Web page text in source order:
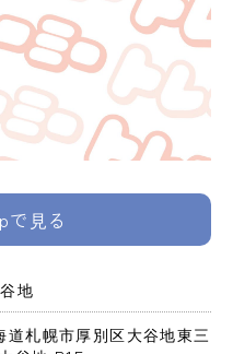
で見る
地
札幌市厚別区大谷地東三